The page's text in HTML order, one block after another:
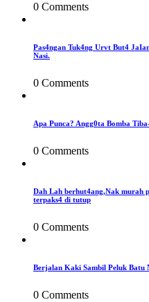
0 Comments
Pas4ngan Tuk4ng Urvt But4
Nasi.
0 Comments
Apa Punca? Angg0ta Bomba
0 Comments
Dah Lah berhut4ang,Nak murah
terpaks4 di tutup
0 Comments
Berjalan Kaki Sambil Peluk
0 Comments